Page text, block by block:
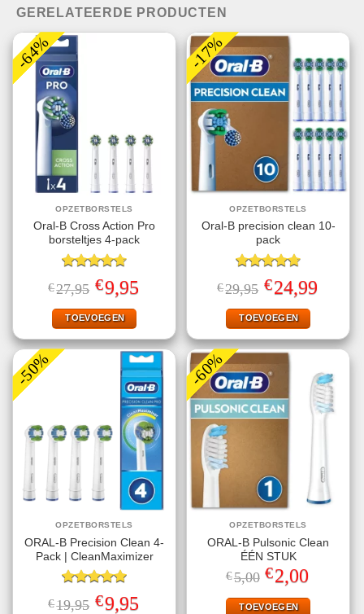
GERELATEERDE PRODUCTEN
-64%
OPZETBORSTELS
Oral-B Cross Action Pro
borsteltjes 4-pack
Gewaardeerd
4.75uit 5
€27,95 Oorspronkelijke
prijs
was:
€27,95.
€9,95prijs
TOEVOEGEN
-17%
OPZETBORSTELS
Oral-B precision clean 10-
pack
Gewaardeerd
4.70uit 5
€29,95 Oorspronkelijke
prijs
was:
€29,95.
€24,99Huidige
prijs
TOEVOEGEN
-50%
OPZETBORSTELS
ORAL-B Precision Clean 4-
Pack | CleanMaximizer
Gewaardeerd
5.00uit 5
€19,95 Oorspronkelijke
prijs
€9,95prijs
-60%
OPZETBORSTELS
ORAL-B Pulsonic Clean
ÉÉN STUK
€5,00 Oorspronkelijke
prijs
was:
€5,00.
€2,00
is:
€2,00.
TOEVOEGEN